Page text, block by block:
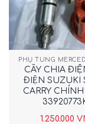
PHỤ TÙNG
CÂY CHIA
ĐIỆN SUZUKI
CARRY
1.250.000